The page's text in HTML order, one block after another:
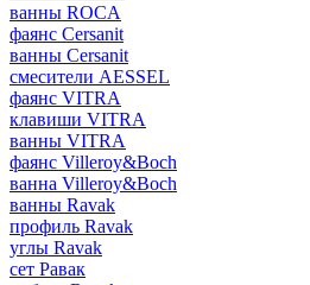
ванны ROCA
фаянс Cersanit
ванны Cersanit
смесители AESSEL
фаянс VITRA
клавиши VITRA
ванны VITRA
фаянс Villeroy&Boch
ванна Villeroy&Boch
ванны Ravak
профиль Ravak
углы Ravak
сет Равак